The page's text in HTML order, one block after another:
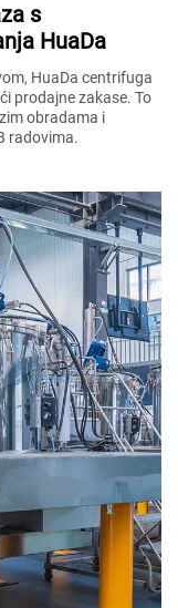
s
HuaDa
HuaDa centrifuga
prodajne zakase. To
obradama i
radovima.